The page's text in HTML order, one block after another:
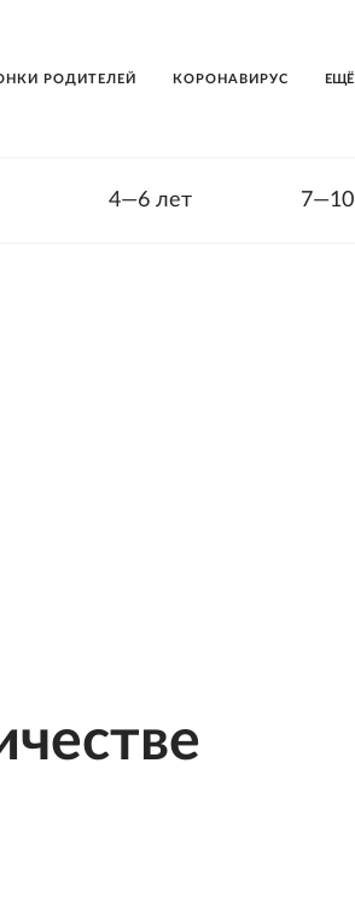
ЕЩЁ
РОДИТЕЛЕЙ КОРОНАВИРУС
4—6 лет